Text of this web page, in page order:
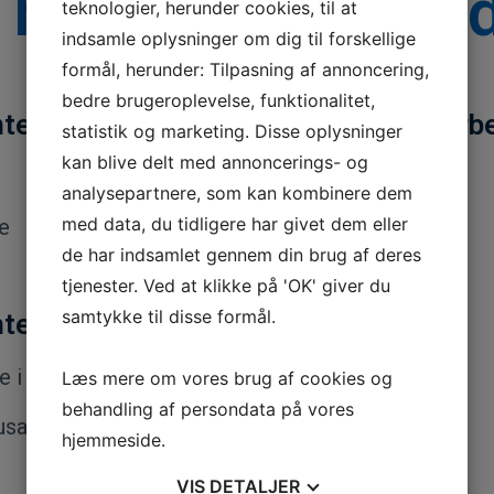
i at høre mere om
i:
i primærsektor
teknologier, herunder cookies, til at
indsamle oplysninger om dig til forskellige
formål, herunder: Tilpasning af annoncering,
bedre brugeroplevelse, funktionalitet,
statistik og marketing. Disse oplysninger
kan blive delt med annoncerings- og
analysepartnere, som kan kombinere dem
med data, du tidligere har givet dem eller
de har indsamlet gennem din brug af deres
tjenester. Ved at klikke på 'OK' giver du
samtykke til disse formål.
Læs mere om vores brug af cookies og
behandling af persondata på vores
hjemmeside.
VIS DETALJER